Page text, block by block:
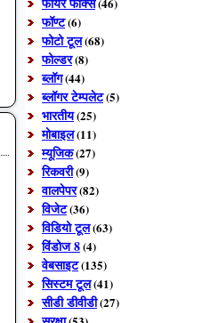
फॉण्ट(6)
फोटो टूल(68)
फोल्डर(8)
ब्लॉग(44)
ब्लॉगर टेम्पलेट(5)
भारतीय(25)
मोबाइल(11)
म्यूजिक(27)
रिकवरी(9)
वालपेपर(82)
विजेट(36)
विडियो टूल(63)
विंडोज 8(4)
वेबसाइट(135)
सिस्टम टूल(41)
सीडी डीवीडी(27)